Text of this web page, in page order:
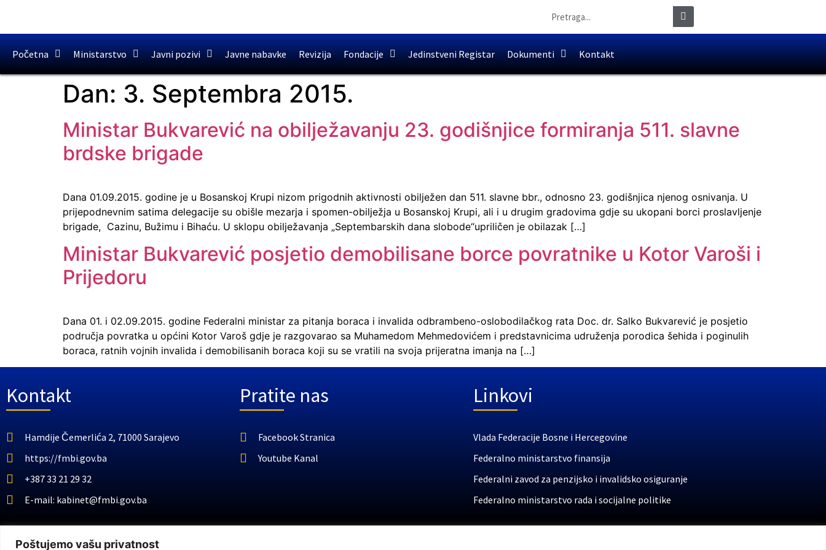
Poštujemo vašu privatnost
Početna Ministarstvo Javni pozivi Javne nabavke Revizija Fondacije Jedinstveni Registar Dokumenti Kontakt
Dan: 3. Septembra 2015.
Ministar Bukvarević na obilježavanju 23. godišnjice formiranja 511. slavne
brdske brigade
Dana 01.09.2015. godine je u Bosanskoj Krupi nizom prigodnih aktivnosti obilježen dan 511. slavne bbr., odnosno 23. godišnjica njenog osnivanja. U
prijepodnevnim satima delegacije su obišle mezarja i spomen-obilježja u Bosanskoj Krupi, ali i u drugim gradovima gdje su ukopani borci proslavljenje
brigade, Cazinu, Bužimu i Bihaću. U sklopu obilježavanja „Septembarskih dana slobode“upriličen je obilazak […]
Ministar Bukvarević posjetio demobilisane borce povratnike u Kotor Varoši i
Prijedoru
Dana 01. i 02.09.2015. godine Federalni ministar za pitanja boraca i invalida odbrambeno-oslobodilačkog rata Doc. dr. Salko Bukvarević je posjetio
područja povratka u općini Kotor Varoš gdje je razgovarao sa Muhamedom Mehmedovićem i predstavnicima udruženja porodica šehida i poginulih
boraca, ratnih vojnih invalida i demobilisanih boraca koji su se vratili na svoja prijeratna imanja na […]
Kontakt
Hamdije Čemerlića 2, 71000 Sarajevo
https://fmbi.gov.ba
+387 33 21 29 32
E-mail: kabinet@fmbi.gov.ba
Pratite nas
Facebook Stranica
Youtube Kanal
Linkovi
Vlada Federacije Bosne i Hercegovine
Federalno ministarstvo finansija
Federalni zavod za penzijsko i invalidsko osiguranje
Federalno ministarstvo rada i socijalne politike